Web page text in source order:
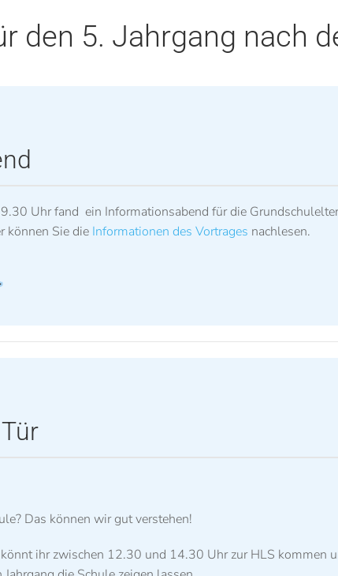
den 5. Jahrgang nach
Uhr fand ein Informationsabend für die
können Sie die Informationen des Vortrages nachlesen.
Das können wir gut verstehen!
könnt ihr zwischen 12.30 und 14.30 Uhr zur HLS kommen